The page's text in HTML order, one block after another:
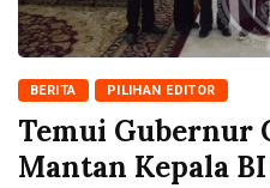
BERITA PILIHAN EDITOR
Temui Gubernur
Mantan Kepala BI